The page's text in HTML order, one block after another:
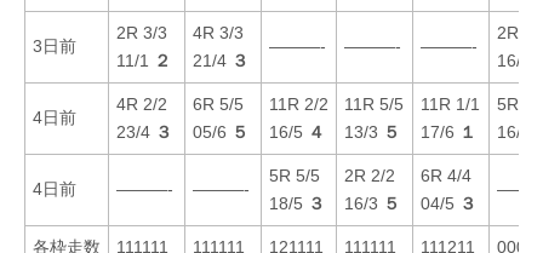
3日前
2R 3/3
11/1
２
4R 3/3
21/4 ３
———- ———- ———-
2R 6/
16/4
4日前
4R 2/2
23/4 ３
6R 5/5
05/6 ５
11R 2/2
16/5 ４
11R 5/5
13/3 ５
11R 1/1
17/6 １
5R 6/
16/3
4日前 ———- ———-
5R 5/5
18/5 ３
2R 2/2
16/3 ５
6R 4/4
04/5 ３
各枠走数 111111 111111 121111 111111 111211